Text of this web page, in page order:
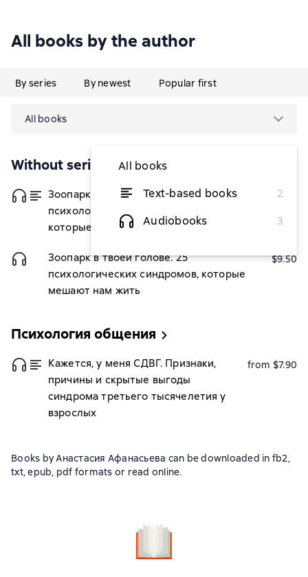
All books by the author
By series By newest Popular first
All books
All books
Text-based books
2
Audiobooks
3
Without series
Зоопарк в твоей голове. 25
психологических синдромов,
которые мешают нам жить
from $8.76
Зоопарк в твоей голове. 25
психологических синдромов, которые
мешают нам жить
$9.50
Психология общения
Кажется, у меня СДВГ. Признаки,
причины и скрытые выгоды
синдрома третьего тысячелетия у
взрослых
from $7.90
Books by Анастасия Афанасьева can be downloaded in fb2,
txt, epub, pdf formats or read online.